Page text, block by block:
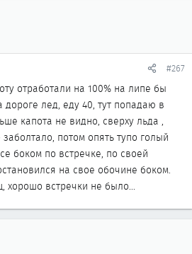
#267
отработали на 100% на липе бы
дороге лед, еду 40, тут попадаю в
капота не видно, сверху льда ,
потом опять тупо голый
боком по встречке, по своей
на свое обочине боком.
хорошо встречки не было...